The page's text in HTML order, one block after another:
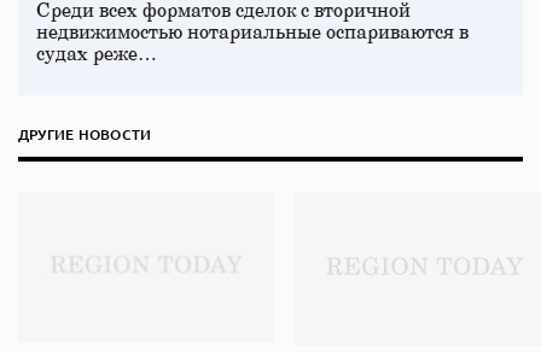
Среди всех форматов сделок с вторичной
недвижимостью нотариальные оспариваются в
судах реже…
ДРУГИЕ НОВОСТИ